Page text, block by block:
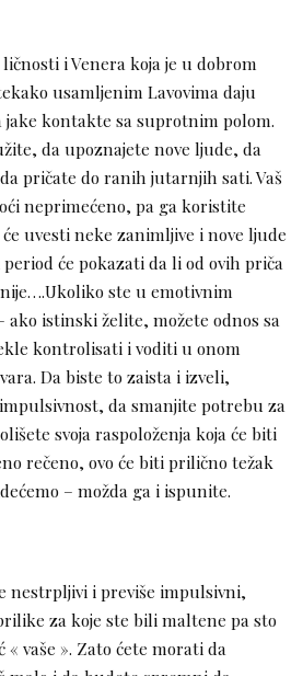
i Venera koja je u dobrom
usamljenim Lavovima daju
kontakte sa suprotnim polom.
da upoznajete nove ljude, da
pričate do ranih jutarnjih sati. Vaš
neprimećeno, pa ga koristite
uvesti neke zanimljive i nove ljude
će pokazati da li od ovih priča
ste u emotivnim
ako istinski želite, možete odnos sa
kontrolisati i voditi u onom
Da biste to zaista i izveli,
da smanjite potrebu za
svoja raspoloženja koja će biti
rečeno, ovo će biti prilično težak
– možda ga i ispunite.
nestrpljivi i previše impulsivni,
za koje ste bili maltene pa sto
vaše ». Zato ćete morati da